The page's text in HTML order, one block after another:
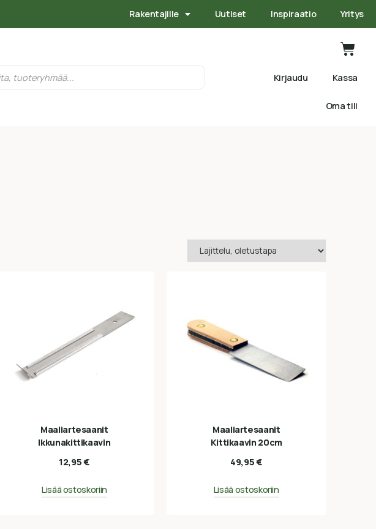
Rakentajille Uutiset Inspiraatio Yritys
Kirjaudu Kassa
Oma tili
Maaliartesaanit
Ikkunakittikaavin
12,95€
Lisää ostoskoriin
Maaliartesaanit
Kittikaavin 20cm
49,95€
Lisää ostoskoriin